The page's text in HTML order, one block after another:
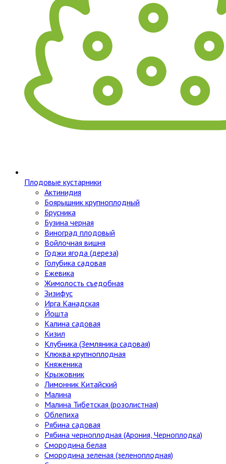
Плодовые кустарники
Актинидия
Боярышник крупноплодный
Брусника
Бузина черная
Виноград плодовый
Войлочная вишня
Годжи ягода (дереза)
Голубика садовая
Ежевика
Жимолость съедобная
Зизифус
Ирга Канадская
Йошта
Калина садовая
Кизил
Клубника (Земляника садовая)
Клюква крупноплодная
Княженика
Крыжовник
Лимонник Китайский
Малина
Малина Тибетская (розолистная)
Облепиха
Рябина садовая
Рябина черноплодная (Арония, Черноплодка)
Смородина белая
Смородина зеленая (зеленоплодная)